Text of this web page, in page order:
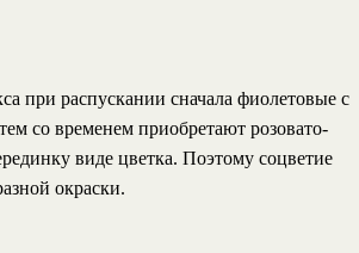
при распускании сначала фиолетовые с
со временем приобретают розовато-
виде цветка. Поэтому соцветие
окраски.